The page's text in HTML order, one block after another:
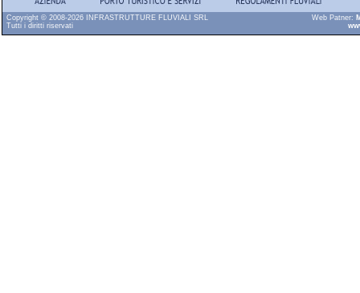
Copyright © 2008-2026 INFRASTRUTTURE FLUVIALI SRL
Tutti i diritti riservati
Web Patner: